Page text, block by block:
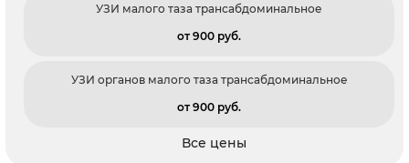
УЗИ малого таза трансабдоминальное
от 900 pуб.
УЗИ органов малого таза трансабдоминальное
от 900 pуб.
Все цены